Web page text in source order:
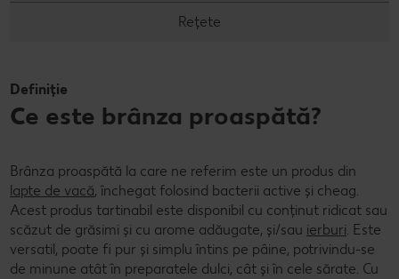
Rețete
Definiție
Ce este brânza proaspătă?
Brânza proaspătă la care ne referim este un produs din
lapte de vacă, închegat folosind bacterii active și cheag.
Acest produs tartinabil este disponibil cu conținut ridicat sau
scăzut de grăsimi și cu arome adăugate, și/sau ierburi . Este
versatil, poate fi pur și simplu întins pe pâine, potrivindu-se
de minune atât în preparatele dulci, cât și în cele sărate. Cu